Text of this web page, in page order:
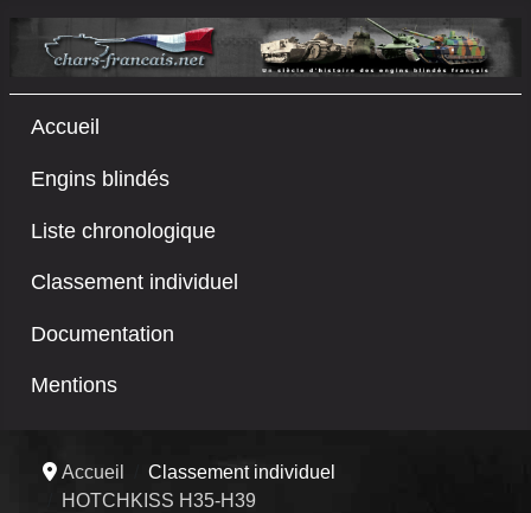
Accueil
Engins blindés
Liste chronologique
Classement individuel
Documentation
Mentions
Accueil
Classement individuel
HOTCHKISS H35-H39